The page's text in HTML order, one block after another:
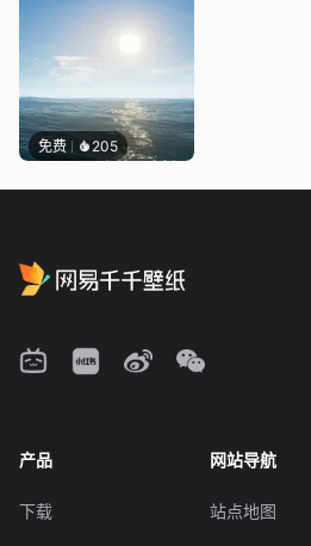
免费 205
产品
下载
网站导航
站点地图